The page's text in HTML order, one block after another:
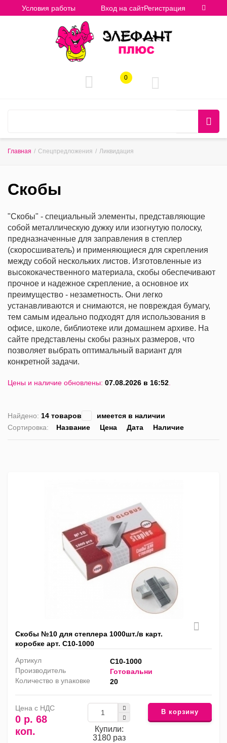
Условия работы Вход на сайтРегистрация
0
Главная / Спецпредложения / Ликвидация
Скобы
"Скобы" - специальный элементы, представляющие
собой металлическую дужку или изогнутую полоску,
предназначенные для заправления в степлер
(скоросшиватель) и применяющиеся для скрепления
между собой нескольких листов. Изготовленные из
высококачественного материала, скобы обеспечивают
прочное и надежное скрепление, а основное их
преимущество - незаметность. Они легко
устанавливаются и снимаются, не повреждая бумагу,
тем самым идеально подходят для использования в
офисе, школе, библиотеке или домашнем архиве. На
сайте представлены скобы разных размеров, что
позволяет выбрать оптимальный вариант для
конкретной задачи.
Цены и наличие обновлены: 07.08.2026 в 16:52.
Найдено: 14 товаров
имеется в наличии
Сортировка:
Название Цена Дата Наличие
Скобы №10 для степлера 1000шт./в карт.
коробке арт. С10-1000
Артикул
С10-1000
Производитель
Готовальни
Количество в упаковке
20
Цена с НДС
0 р. 68
коп.
Купили:
3180 раз
В корзину